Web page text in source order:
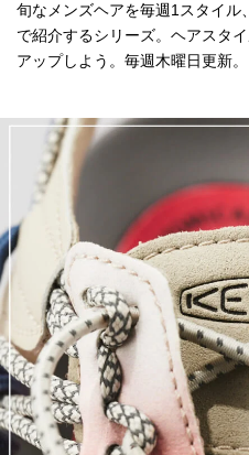
旬なメンズヘアを毎週1スタイル
で紹介するシリーズ。ヘアスタ
アップしよう。毎週木曜日更新。